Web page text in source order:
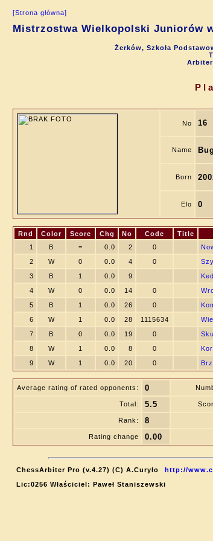
[Strona główna]
Mistrzostwa Wielkopolski Juniorów
Żerków, Szkoła
No 16
Name
Born
Elo 0
Rnd Color Score Chg No Code Title
1
B = 0.0 2 0
2
W 0 0.0 4 0
3
B 1 0.0 9
4
W 0 0.0 14 0
5
B 1 0.0 26 0
6
W 1 0.0 28 1115634
7
B 0 0.0 19 0
8
W 1 0.0 8 0
9
W 1 0.0 20 0
Average rating of rated opponents: 0
Total: 5.5
Rank: 8
Rating change 0.00
ChessArbiter Pro (v.4.27) (C) A.Curyło
http://
Lic:0256 Właściciel: Paweł Staniszewski